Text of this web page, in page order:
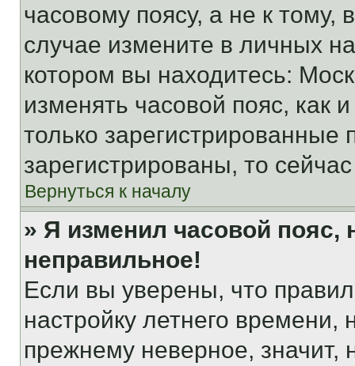
часовому поясу, а не к тому,
случае измените в личных
котором вы находитесь:
изменять часовой пояс, как
только
зарегистрированы, то
Вернуться к началу
» Я изменил часовой пояс,
неправильное!
Если вы уверены, что
настройку летнего
прежнему неверное, значит,